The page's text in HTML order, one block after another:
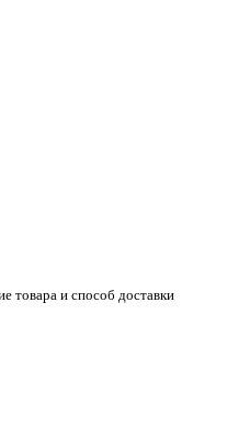
товара и способ доставки